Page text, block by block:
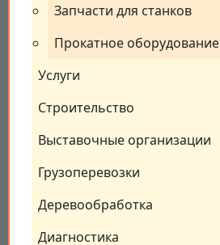
Запчасти для станков
Прокатное оборудование
Услуги
Строительство
Выставочные организации
Грузоперевозки
Деревообработка
Диагностика